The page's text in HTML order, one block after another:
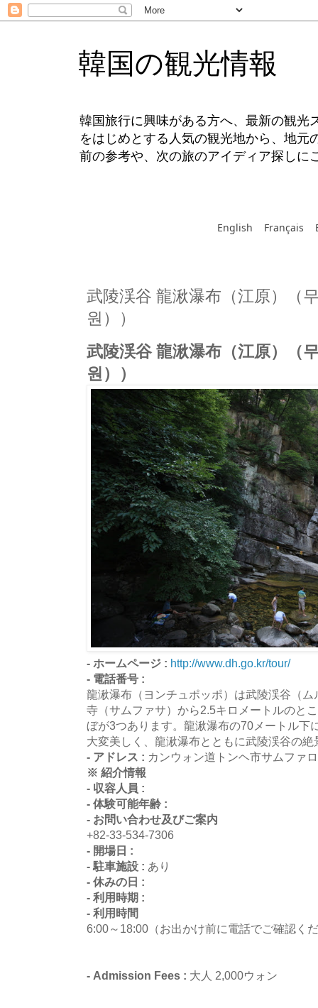
韓国の観光情報
韓国旅行に興味がある方へ、最新の観光
をはじめとする人気の観光地から、地
前の参考や、次の旅のアイディア探しに
English Français
武陵渓谷 龍湫瀑布（江原）（
원））
武陵渓谷 龍湫瀑布（江原）（
원））
- ホームページ : http://www.dh.go.kr/tour/
- 電話番号 :
龍湫瀑布（ヨンチュポッポ）は武陵渓谷（
寺（サムファサ）から2.5キロメートルのと
ぼが3つあります。龍湫瀑布の70メートル下
大変美しく、龍湫瀑布とともに武陵渓谷の
- アドレス : カンウォン道トンヘ市サムファ
※ 紹介情報
- 収容人員 :
- 体験可能年齢 :
- お問い合わせ及びご案内
+82-33-534-7306
- 開場日 :
- 駐車施設 : あり
- 休みの日 :
- 利用時期 :
- 利用時間
6:00～18:00（お出かけ前に電話でご確認く
- Admission Fees : 大人 2,000ウォン